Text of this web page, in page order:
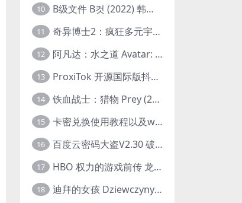
10 B级文件 B컷 (2022) 韩国大尺度剧情电影 1080P 中字
11 奇异博士2：疯狂多元宇宙 Doctor Strange in the Multiverse of Madness (2022) 高清版1080p
12 阿凡达：水之道 Avatar: The Way of Water (2022) 1080p 2k 4k 中文字幕
13 ProxiTok 开源国际版抖音TikTok网页版 国内网络直连
14 铁血战士：猎物 Prey (2022) 中英字幕 1080P
15 卡密兑换使用教程以及windows使用教程
16 百度云密码大盗V2.30 破解分享链接提取码
17 HBO 权力的游戏前传 龙之家族 House of the Dragon (2022) 中字 1080P 更新4集
18 迪拜的女孩 Dziewczyny z Dubaju (2021) 1080P 中字